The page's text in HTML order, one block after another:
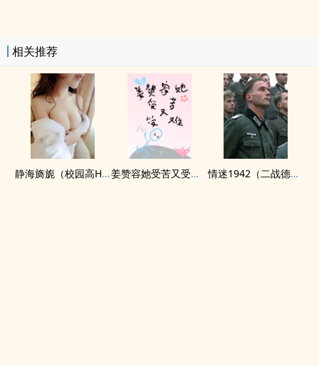
相关推荐
静海旖旎（校园高H） 姜赞容她受苦又受难（NPH） 情迷1942（二战德国）